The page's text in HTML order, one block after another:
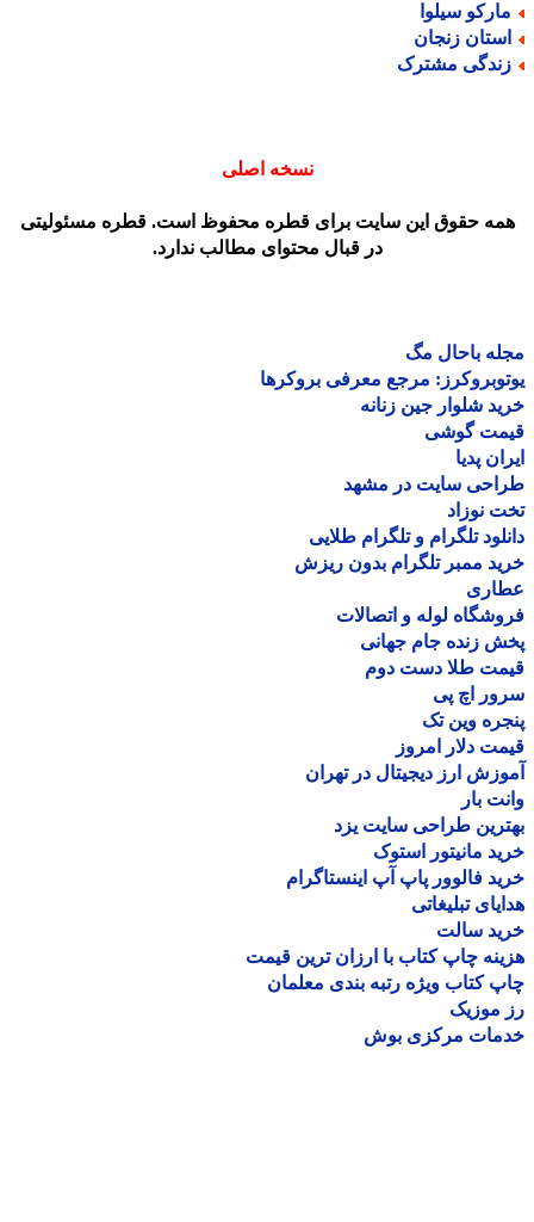
سیلوا
زنجان
مشترک
نسخه اصلی
حقوق این سایت برای قطره محفوظ است. قطره مسئولیتی
در قبال محتوای مطالب ندارد.
باحال مگ
مرجع معرفی بروکرها
شلوار جین زنانه
گوشی
پدیا
سایت در مشهد
نوزاد
تلگرام و تلگرام طلایی
ممبر تلگرام بدون ریزش
لوله و اتصالات
زنده جام جهانی
طلا دست دوم
اچ پی
وین تک
دلار امروز
ارز دیجیتال در تهران
بار
طراحی سایت یزد
مانیتور استوک
فالوور پاپ آپ اینستاگرام
تبلیغاتی
سالت
چاپ کتاب با ارزان ترین قیمت
کتاب ویژه رتبه بندی معلمان
موزیک
مرکزی بوش